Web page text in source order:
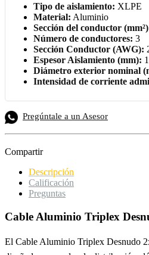
Tipo de aislamiento: XLPE
Material: Aluminio
Sección del conductor
Número de conductores: 3
Sección Conductor (AWG):
Espesor Aislamiento (mm):
Diámetro exterior nominal
Intensidad de corriente
Pregúntale a un Asesor
Compartir
Descripción
Calificación
Preguntas
Cable Aluminio Triplex
El Cable Aluminio Triplex Desnudo